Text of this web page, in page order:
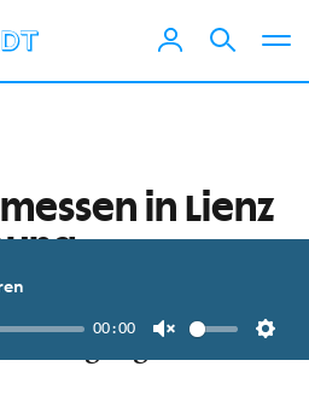
00:00
Unmute
in Lienz
auf einen